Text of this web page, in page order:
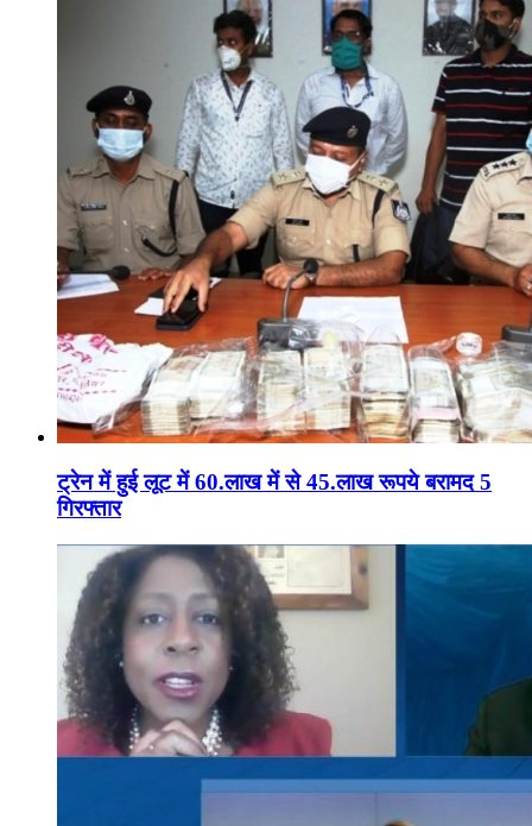
ट्रेन में हुई लूट में 60.लाख में से 45.लाख रूपये बरामद 5
गिरफ्तार